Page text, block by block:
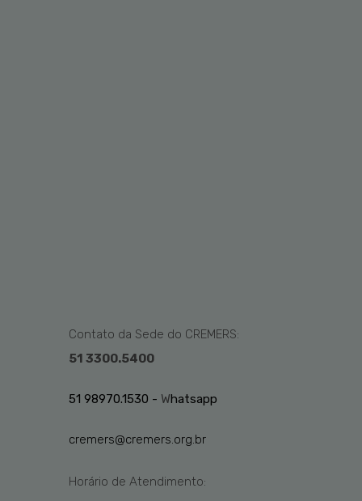
Contato da Sede do CREMERS:
51 3300.5400
51 98970.1530 - Whatsapp
cremers@cremers.org.br
Horário de Atendimento: